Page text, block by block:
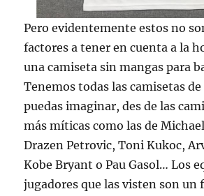
Pero evidentemente estos no
factores a tener en cuenta a la
una camiseta sin mangas para
Tenemos todas las camisetas
puedas imaginar, des de las
más míticas como las de
Drazen Petrovic, Toni Kukoc,
Kobe Bryant o Pau Gasol… Los
jugadores que las visten son un